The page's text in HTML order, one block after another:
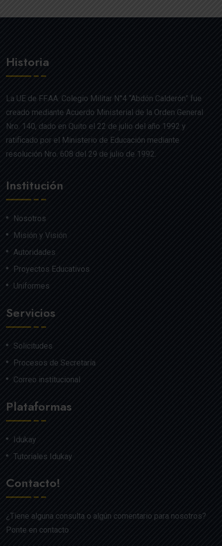
Historia
La UE de FF.AA. Colegio Militar N°4 “Abdón Calderón” fue
creado mediante Acuerdo Ministerial de la Orden General
Nro. 140, dado en Quito el 22 de julio del año 1992 y
ratificado por el Ministerio de Educación mediante
resolución Nro. 608 del 29 de julio de 1992.
Institución
Nosotros
Misión y Visión
Autoridades
Proyectos Educativos
Uniformes
Servicios
Solicitudes
Procesos de Secretaría
Correo institucional
Plataformas
Idukay
Tutoriales Idukay
Contacto!
¿Tiene alguna consulta o algún comentario para nosotros?
Ponte en contacto